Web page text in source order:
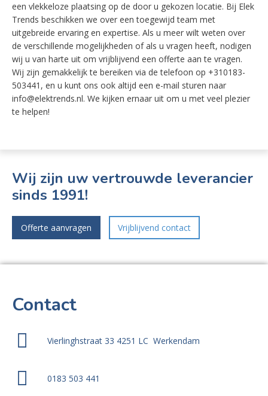
een vlekkeloze plaatsing op de door u gekozen locatie. Bij Elek
Trends beschikken we over een toegewijd team met
uitgebreide ervaring en expertise. Als u meer wilt weten over
de verschillende mogelijkheden of als u vragen heeft, nodigen
wij u van harte uit om vrijblijvend een offerte aan te vragen.
Wij zijn gemakkelijk te bereiken via de telefoon op +310183-
503441, en u kunt ons ook altijd een e-mail sturen naar
info@elektrends.nl. We kijken ernaar uit om u met veel plezier
te helpen!
Wij zijn uw vertrouwde leverancier
sinds 1991!
Offerte aanvragen Vrijblijvend contact
Contact
Vierlinghstraat 33 4251 LC Werkendam
0183 503 441